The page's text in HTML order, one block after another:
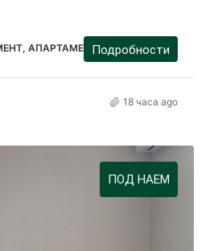
АПАРТАМЕНТПодробности
18 часа ago
ПОД НАЕМ